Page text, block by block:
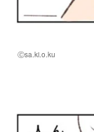
Ⓒsa.ki.o.ku